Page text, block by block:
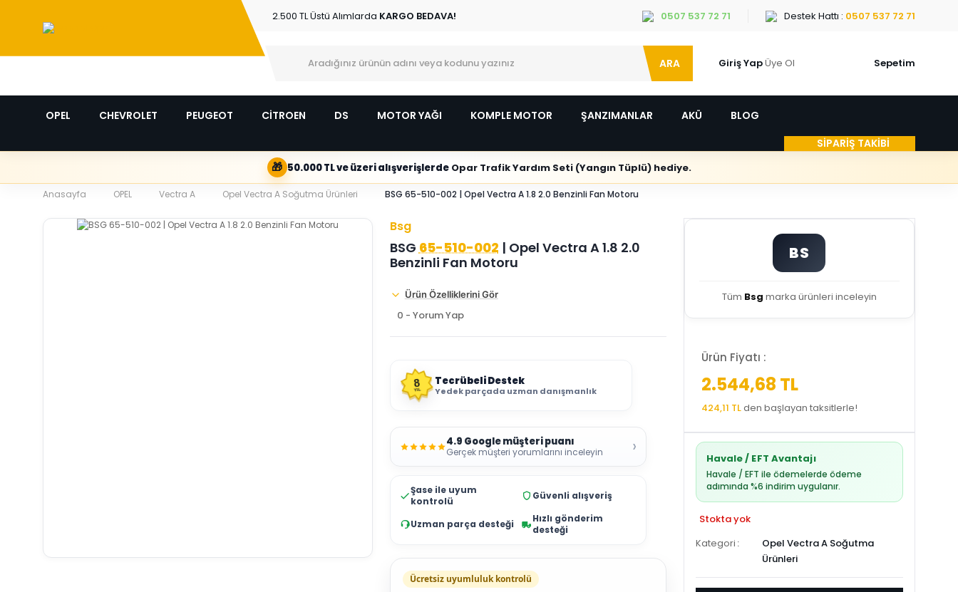
2.500 TL Üstü Alımlarda KARGO BEDAVA! 0507 537 72 71 Destek Hattı : 0507 537 72 71
ARA Giriş YapÜye Ol Sepetim
OPEL CHEVROLET PEUGEOT CİTROEN DS MOTOR YAĞI KOMPLE MOTOR ŞANZIMANLAR AKÜ
BLOG
SİPARİŞ TAKİBİ
🎁 50.000 TL ve üzeri alışverişlerdeOpar Trafik Yardım Seti (Yangın Tüplü) hediye.
Anasayfa OPEL Vectra A Opel Vectra A Soğutma Ürünleri BSG 65-510-002 | Opel Vectra A 1.8 2.0 Benzinli Fan Motoru
Bsg
BSG65-510-002 | Opel Vectra A 1.8 2.0
Benzinli Fan Motoru
Ürün Özelliklerini Gör
0 - Yorum Yap
8
YIL
Tecrübeli Destek
Yedek parçada uzman danışmanlık
4.9 Google müşteri puanı
Gerçek müşteri yorumlarını inceleyin ›
Şase ile uyum
kontrolü
Güvenli alışveriş
Uzman parça desteği
Hızlı gönderim
desteği
Ücretsiz uyumluluk kontrolü
BS
Tüm Bsg marka ürünleri inceleyin
Ürün Fiyatı :
2.544,68 TL
424,11 TLden başlayan taksitlerle!
Havale / EFT Avantajı
Havale / EFT ile ödemelerde ödeme
adımında %6 indirim uygulanır.
Stokta yok
Kategori
Opel Vectra A Soğutma
Ürünleri